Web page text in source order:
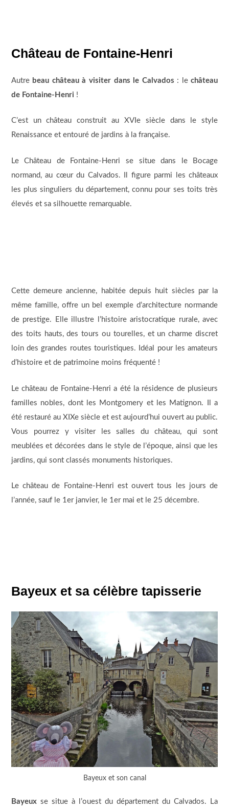
Château de Fontaine-Henri
Autre beau château à visiter dans le Calvados : lechâteau
de Fontaine-Henri !
C’est un château construit au XVIe siècle dans le style
Renaissance et entouré de jardins à la française.
Le Château de Fontaine-Henri se situe dans le Bocage
normand, au cœur du Calvados. Il figure parmi les châteaux
les plus singuliers du département, connu pour ses toits très
élevés et sa silhouette remarquable.
Cette demeure ancienne, habitée depuis huit siècles par la
même famille, offre un bel exemple d’architecture normande
de prestige. Elle illustre l’histoire aristocratique rurale, avec
des toits hauts, des tours ou tourelles, et un charme discret
loin des grandes routes touristiques. Idéal pour les amateurs
d’histoire et de patrimoine moins fréquenté !
Le château de Fontaine-Henri a été la résidence de plusieurs
familles nobles, dont les Montgomery et les Matignon. Il a
été restauré au XIXe siècle et est aujourd’hui ouvert au public.
Vous pourrez y visiter les salles du château, qui sont
meublées et décorées dans le style de l’époque, ainsi que les
jardins, qui sont classés monuments historiques.
Le château de Fontaine-Henri est ouvert tous les jours de
l’année, sauf le 1er janvier, le 1er mai et le 25 décembre.
Bayeux et sa célèbre tapisserie
Bayeux et son canal
Bayeuxse situe à l’ouest du département du Calvados. La